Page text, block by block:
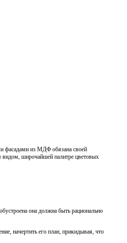
фасадами из МДФ обязана своей
видом, широчайшей палитре цветовых
она должна быть рационально
начертить его план, прикидывая, что